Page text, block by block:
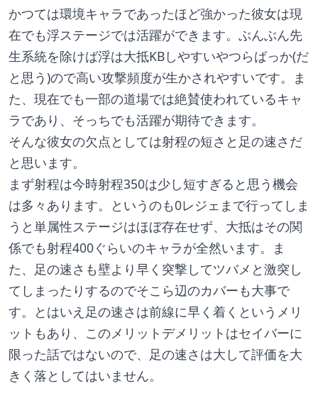
かつては環境キャラであったほど強かった彼女は現
在でも浮ステージでは活躍ができます。ぶんぶん先
生系統を除けば浮は大抵KBしやすいやつらばっか(だ
と思う)ので高い攻撃頻度が生かされやすいです。ま
た、現在でも一部の道場では絶賛使われているキャ
ラであり、そっちでも活躍が期待できます。
そんな彼女の欠点としては射程の短さと足の速さだ
と思います。
まず射程は今時射程350は少し短すぎると思う機会
は多々あります。というのも0レジェまで行ってしま
うと単属性ステージはほぼ存在せず、大抵はその関
係でも射程400ぐらいのキャラが全然います。ま
た、足の速さも壁より早く突撃してツバメと激突し
てしまったりするのでそこら辺のカバーも大事で
す。とはいえ足の速さは前線に早く着くというメリ
ットもあり、このメリットデメリットはセイバーに
限った話ではないので、足の速さは大して評価を大
きく落としてはいません。